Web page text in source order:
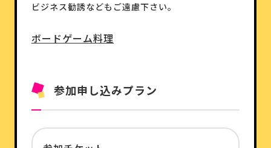
ビジネス勧誘などもご遠慮下さい。
ボードゲーム料理
参加申し込みプラン